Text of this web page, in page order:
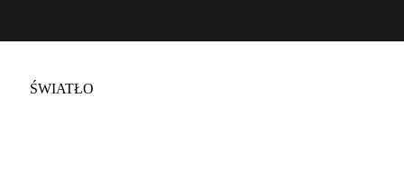
ŚWIATŁO